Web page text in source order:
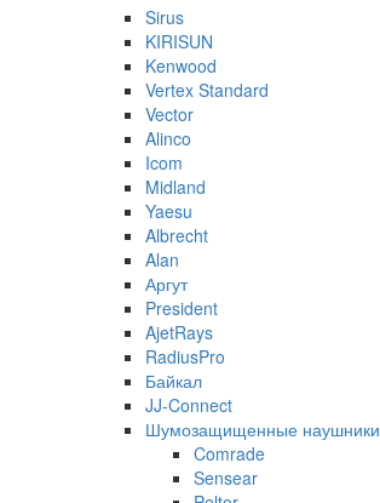
Sirus
KIRISUN
Kenwood
Vertex Standard
Vector
Alinco
Icom
Midland
Yaesu
Albrecht
Alan
Аргут
President
AjetRays
RadiusPro
Байкал
JJ-Connect
Шумозащищенные наушники
Comrade
Sensear